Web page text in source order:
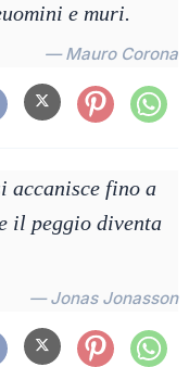
e muri.
— Mauro Corona
accanisce fino a
il peggio diventa
— Jonas Jonasson